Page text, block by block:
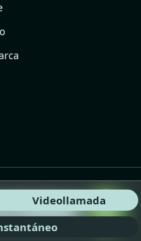
Condiciones generales,
y Legal
Videollamada